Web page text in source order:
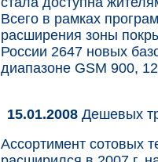
Всего в рамках
расширения зоны
России 2647 новых
диапазоне GSM 900,
15.01.2008 Дешевых
Ассортимент сотовых